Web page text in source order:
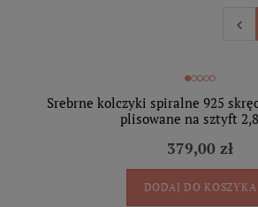
Srebrne kolczyki spiralne 925
plisowane na sztyft
379,00 zł
DODAJ DO KOSZYKA